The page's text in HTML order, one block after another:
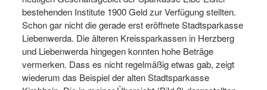
bestehenden Institute 1900 Geld zur Verfügung stellten.
Schon gar nicht die gerade erst eröffnete Stadtsparkasse
Liebenwerda. Die älteren Kreissparkassen in Herzberg
und Liebenwerda hingegen konnten hohe Beträge
vermerken. Dass es nicht regelmäßig etwas gab, zeigt
wiederum das Beispiel der alten Stadtsparkasse